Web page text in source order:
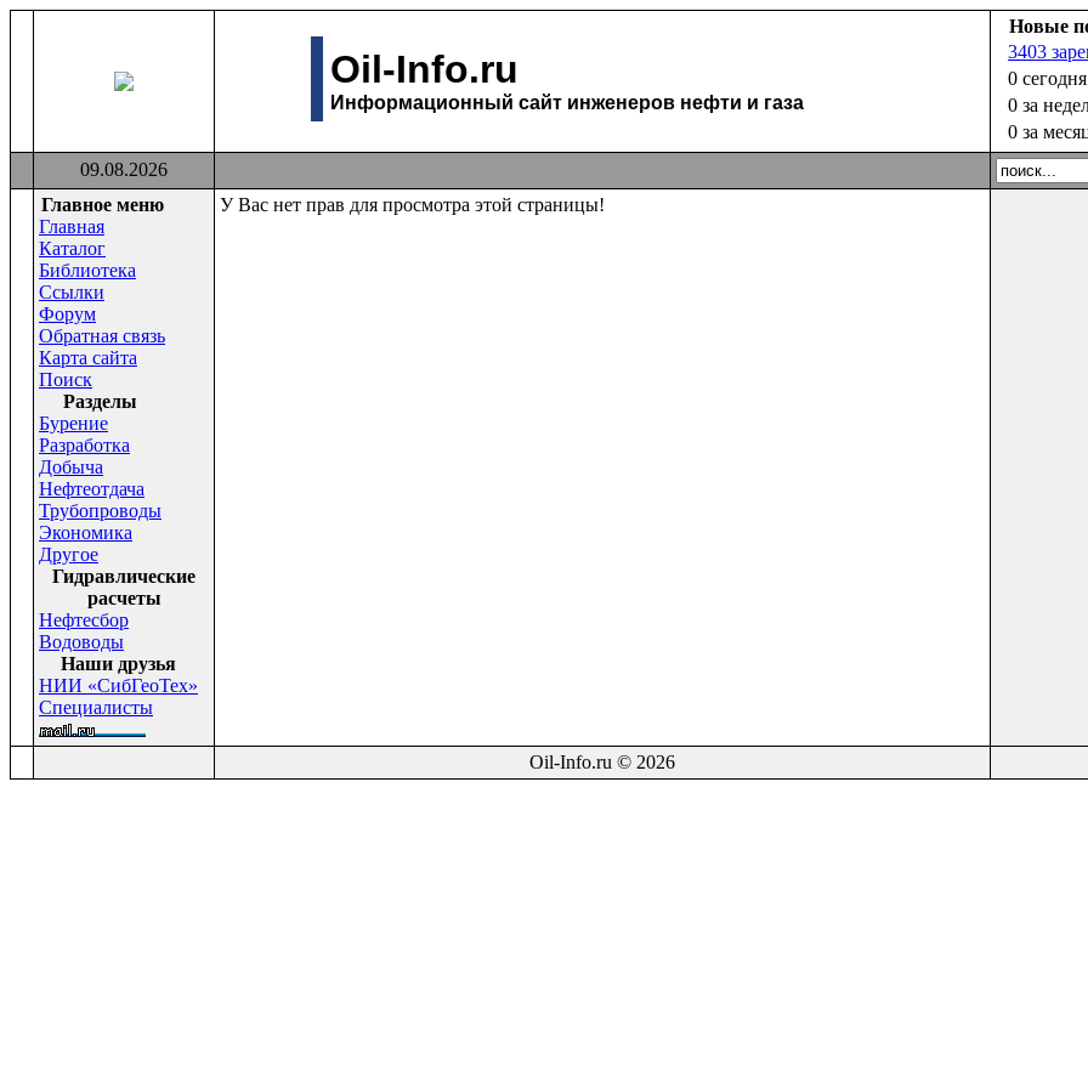
Oil-Info.ru
Информационный сайт инженеров нефти и газа
Новые
3403
0 сегодня
0 за
0 за
09.08.2026
Главное меню
Главная
Каталог
Библиотека
Ссылки
Форум
Обратная связь
Карта сайта
Поиск
Раздeлы
Бурение
Разработка
Добыча
Нефтеотдача
Трубопроводы
Экономика
Другое
Гидравлические
расчеты
Нефтесбор
Водоводы
Наши друзья
НИИ «СибГеоТех»
Специалисты
У Вас нет прав для просмотра этой страницы!
Oil-Info.ru © 2026